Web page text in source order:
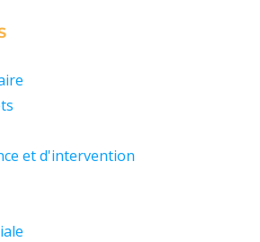
et d'intervention